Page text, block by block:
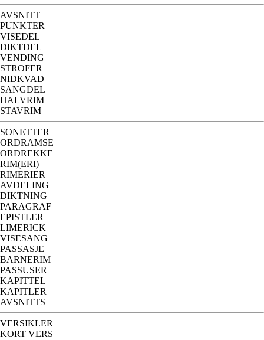
AVSNITT
PUNKTER
VISEDEL
DIKTDEL
VENDING
STROFER
NIDKVAD
SANGDEL
HALVRIM
STAVRIM
SONETTER
ORDRAMSE
ORDREKKE
RIM(ERI)
RIMERIER
AVDELING
DIKTNING
PARAGRAF
EPISTLER
LIMERICK
VISESANG
PASSASJE
BARNERIM
PASSUSER
KAPITTEL
KAPITLER
AVSNITTS
VERSIKLER
KORT VERS